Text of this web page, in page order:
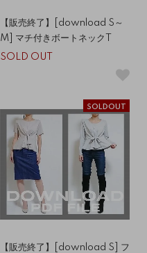
【販売終了】[download S～
M] マチ付きボートネックT
SOLD OUT
SOLDOUT
【販売終了】[download S] フ